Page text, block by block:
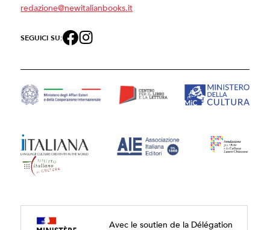
redazione@newitalianbooks.it
SEGUICI SU:
Avec le soutien de la Délégation